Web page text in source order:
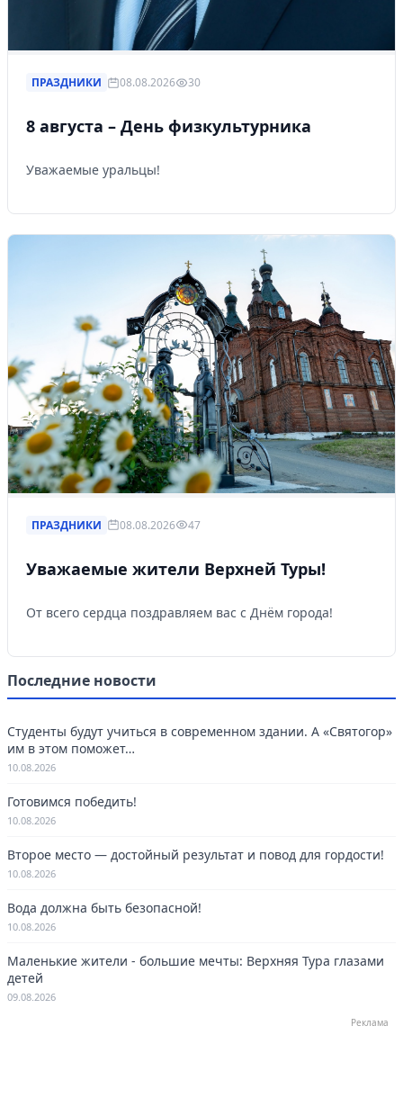
ПРАЗДНИКИ 08.08.2026 30
8 августа – День физкультурника
Уважаемые уральцы!
ПРАЗДНИКИ 08.08.2026 47
Уважаемые жители Верхней Туры!
От всего сердца поздравляем вас с Днём города!
Последние новости
Студенты будут учиться в современном здании. А «Святогор»
им в этом поможет…
10.08.2026
Готовимся победить!
10.08.2026
Второе место — достойный результат и повод для гордости!
10.08.2026
Вода должна быть безопасной!
10.08.2026
Маленькие жители - большие мечты: Верхняя Тура глазами
детей
09.08.2026
Реклама